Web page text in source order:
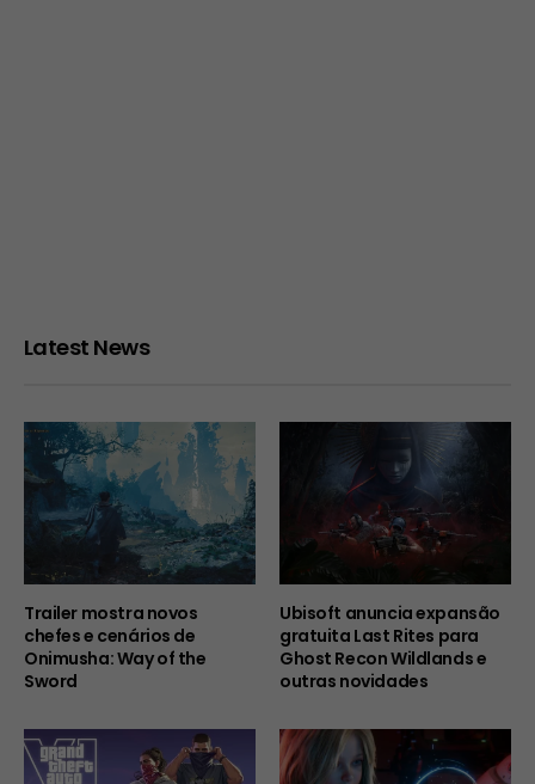
Latest News
Trailer mostra novos
chefes e cenários de
Onimusha: Way of the
Sword
Ubisoft anuncia expansão
gratuita Last Rites para
Ghost Recon Wildlands e
outras novidades